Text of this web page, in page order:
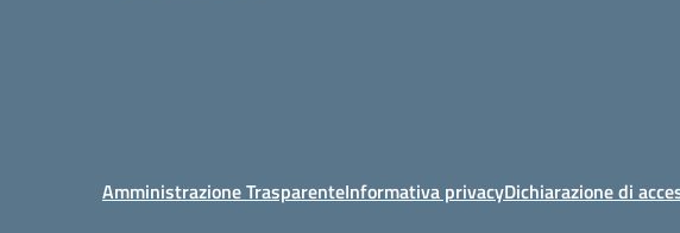
Amministrazione TrasparenteInformativa privacyDichiarazione di